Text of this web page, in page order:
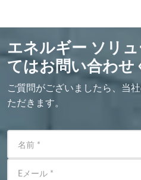
エネルギー ソリ
てはお問い合わせ
ご質問がございましたら、当
ただきます。
名前 *
Eメール *